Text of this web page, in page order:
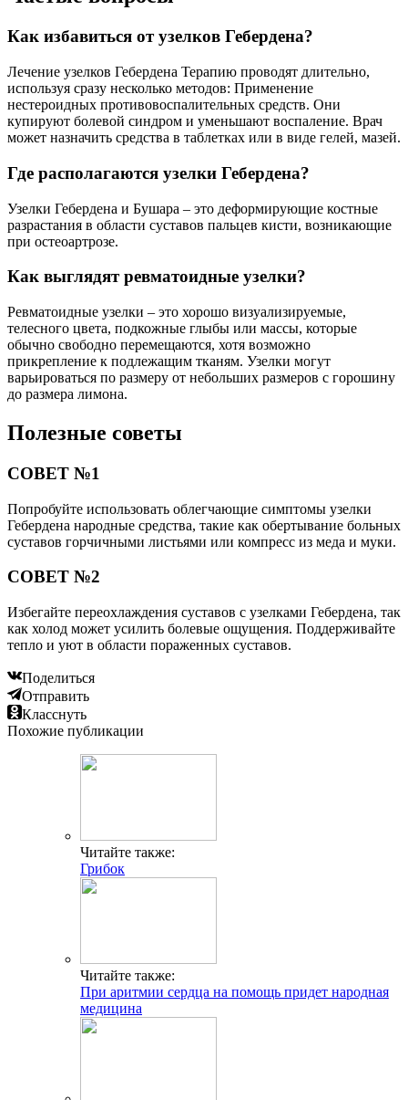
Как избавиться от узелков Гебердена?
Лечение узелков Гебердена Терапию проводят длительно,
используя сразу несколько методов: Применение
нестероидных противовоспалительных средств. Они
купируют болевой синдром и уменьшают воспаление. Врач
может назначить средства в таблетках или в виде гелей, мазей.
Где располагаются узелки Гебердена?
Узелки Гебердена и Бушара – это деформирующие костные
разрастания в области суставов пальцев кисти, возникающие
при остеоартрозе.
Как выглядят ревматоидные узелки?
Ревматоидные узелки – это хорошо визуализируемые,
телесного цвета, подкожные глыбы или массы, которые
обычно свободно перемещаются, хотя возможно
прикрепление к подлежащим тканям. Узелки могут
варьироваться по размеру от небольших размеров с горошину
до размера лимона.
Полезные советы
СОВЕТ №1
Попробуйте использовать облегчающие симптомы узелки
Гебердена народные средства, такие как обертывание больных
суставов горчичными листьями или компресс из меда и муки.
СОВЕТ №2
Избегайте переохлаждения суставов с узелками Гебердена, так
как холод может усилить болевые ощущения. Поддерживайте
тепло и уют в области пораженных суставов.
Поделиться
Отправить
Класснуть
Похожие публикации
Читайте также:
Грибок
Читайте также:
При аритмии сердца на помощь придет народная
медицина